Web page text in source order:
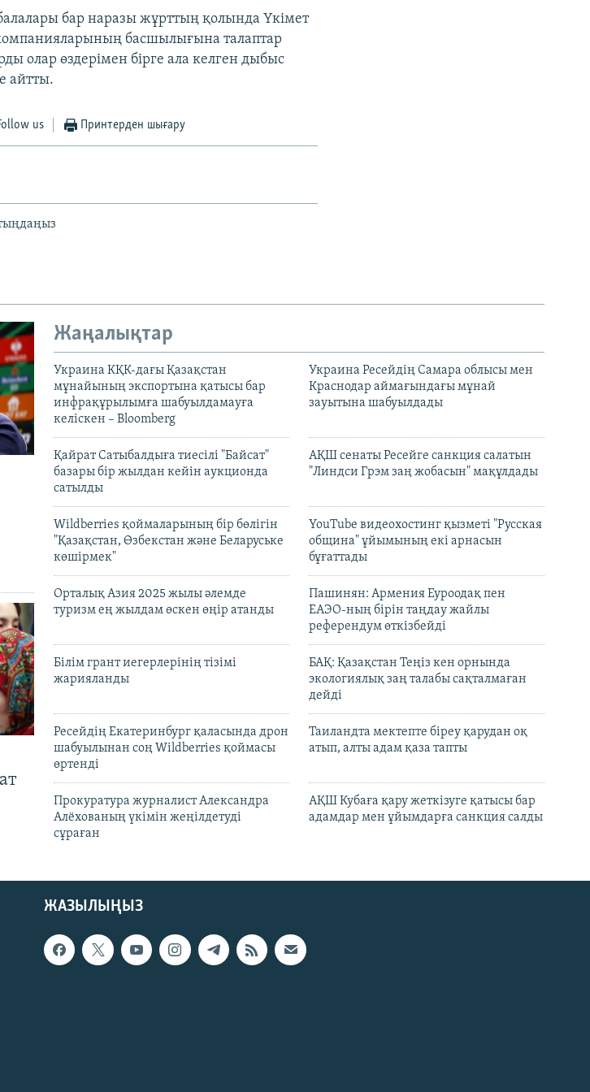
бар наразы жұрттың қолында Үкімет
басшылығына талаптар
олар өздерімен бірге ала келген дыбыс
айтты.
us Принтерден шығару
Жаңалықтар
Украина КҚК-дағы Қазақстан
мұнайының экспортына қатысы бар
инфрақұрылымға шабуылдамауға
келіскен – Bloomberg
Украина Ресейдің Самара облысы мен
Краснодар аймағындағы мұнай
зауытына шабуылдады
Қайрат Сатыбалдыға тиесілі "Байсат"
базары бір жылдан кейін аукционда
сатылды
АҚШ сенаты Ресейге санкция салатын
"Линдси Грэм заң жобасын" мақұлдады
Wildberries қоймаларының бір бөлігін
"Қазақстан, Өзбекстан және Беларуське
көшірмек"
YouTube видеохостинг қызметі "Русская
община" ұйымының екі арнасын
бұғаттады
Орталық Азия 2025 жылы әлемде
туризм ең жылдам өскен өңір атанды
Пашинян: Армения Еуроодақ пен
ЕАЭО-ның бірін таңдау жайлы
референдум өткізбейді
Білім грант иегерлерінің тізімі
жарияланды
БАҚ: Қазақстан Теңіз кен орнында
экологиялық заң талабы сақталмаған
дейді
Ресейдің Екатеринбург қаласында дрон
шабуылынан соң Wildberries қоймасы
өртенді
Таиландта мектепте біреу қарудан оқ
атып, алты адам қаза тапты
Прокуратура журналист Александра
Алёхованың үкімін жеңілдетуді
сұраған
АҚШ Кубаға қару жеткізуге қатысы бар
адамдар мен ұйымдарға санкция салды
ЖАЗЫЛЫҢЫЗ